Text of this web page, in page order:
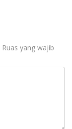
Ruas yang wajib